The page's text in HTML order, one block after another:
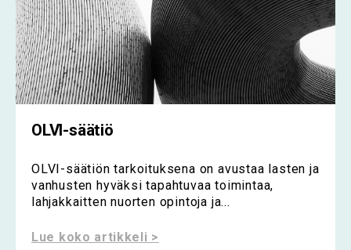
OLVI-säätiö
OLVI-säätiön tarkoituksena on avustaa lasten ja
vanhusten hyväksi tapahtuvaa toimintaa,
lahjakkaitten nuorten opintoja ja...
Lue koko artikkeli >